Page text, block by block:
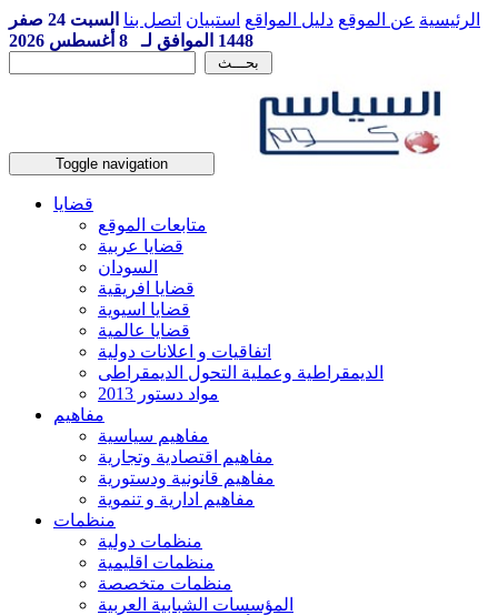
الرئيسية عن الموقع دليل المواقع استبيان اتصل بنا
السبت 24 صفر
1448 الموافق لـ 8 أغسطس 2026
Toggle navigation
قضايا
متابعات الموقع
قضايا عربية
السودان
قضايا افريقية
قضايا اسيوية
قضايا عالمية
اتفاقيات و اعلانات دولية
الديمقراطية وعملية التحول الديمقراطى
مواد دستور 2013
مفاهيم
مفاهيم سياسية
مفاهيم اقتصادية وتجارية
مفاهيم قانونية ودستورية
مفاهيم ادارية و تنموية
منظمات
منظمات دولية
منظمات اقليمية
منظمات متخصصة
المؤسسات الشبابية العربية